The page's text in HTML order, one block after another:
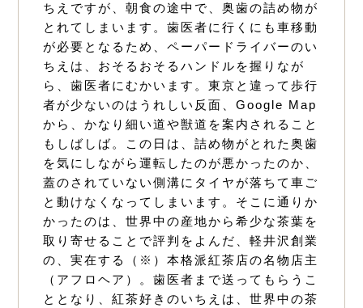
ちえですが、朝食の途中で、奥歯の詰め物が
とれてしまいます。歯医者に行くにも車移動
が必要となるため、ペーパードライバーのい
ちえは、おそるおそるハンドルを握りなが
ら、歯医者にむかいます。東京と違って歩行
者が少ないのはうれしい反面、Google Map
から、かなり細い道や獣道を案内されること
もしばしば。この日は、詰め物がとれた奥歯
を気にしながら運転したのが悪かったのか、
蓋のされていない側溝にタイヤが落ちて車ご
と動けなくなってしまいます。そこに通りか
かったのは、世界中の産地から希少な茶葉を
取り寄せることで評判をよんだ、軽井沢創業
の、実在する（※）本格派紅茶店の名物店主
（アフロヘア）。歯医者まで送ってもらうこ
ととなり、紅茶好きのいちえは、世界中の茶